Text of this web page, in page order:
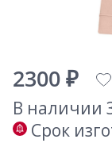
2300 ₽
В наличии
Срок